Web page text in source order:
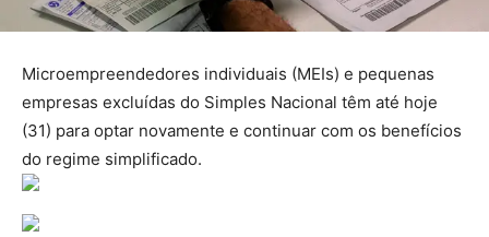
Microempreendedores individuais (MEIs) e pequenas
empresas excluídas do Simples Nacional têm até hoje
(31) para optar novamente e continuar com os benefícios
do regime simplificado.